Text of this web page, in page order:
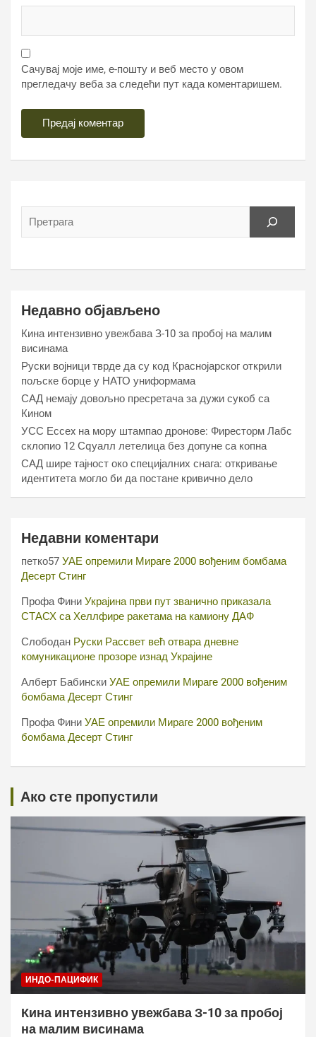
Сачувај моје име, е-пошту и веб место у овом
прегледачу веба за следећи пут када коментаришем.
Недавно објављено
Кина интензивно увежбава З-10 за пробој на малим
висинама
Руски војници тврде да су код Краснојарског открили
пољске борце у НАТО униформама
САД немају довољно пресретача за дужи сукоб са
Кином
УСС Ессеx на мору штампао дронове: Фиресторм Лабс
склопио 12 Сqуалл летелица без допуне са копна
САД шире тајност око специјалних снага: откривање
идентитета могло би да постане кривично дело
Недавни коментари
петко57 УАЕ опремили Мираге 2000 вођеним бомбама
Десерт Стинг
Профа Фини Украјина први пут званично приказала
СТАСХ са Хеллфире ракетама на камиону ДАФ
Слободан Руски Рассвет већ отвара дневне
комуникационе прозоре изнад Украјине
Алберт Бабински УАЕ опремили Мираге 2000 вођеним
бомбама Десерт Стинг
Профа Фини УАЕ опремили Мираге 2000 вођеним
бомбама Десерт Стинг
Ако сте пропустили
ИНДО-ПАЦИФИК
Кина интензивно увежбава З-10 за пробој
на малим висинама